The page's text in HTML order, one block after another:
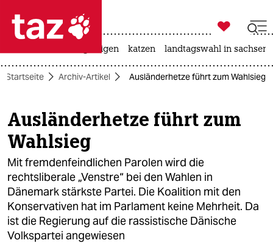
 taz zahl ich
taz zahl ich
themen
politik
öko
gesellschaft
kultur

taz zahl ich
bergsteigen katzen landtagswahl in
Startseite Archiv-Artikel Ausländerhetze führt zum Wahlsieg
Ausländerhetze führt zum
Wahlsieg
Mit fremdenfeindlichen Parolen wird die
rechtsliberale „Venstre“ bei den Wahlen in
Dänemark stärkste Partei. Die Koalition mit den
Konservativen hat im Parlament keine Mehrheit. Da
ist die Regierung auf die rassistische Dänische
Volkspartei angewiesen